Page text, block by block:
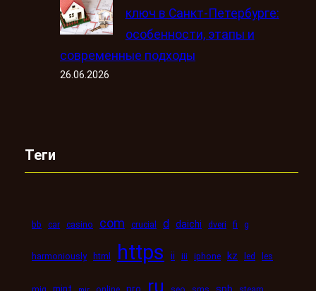
ключ в Санкт-Петербурге:
особенности, этапы и
современные подходы
26.06.2026
Теги
bb car casino com crucial d daichi dveri fi g
harmoniously html https ii iii iphone kz led les
ru